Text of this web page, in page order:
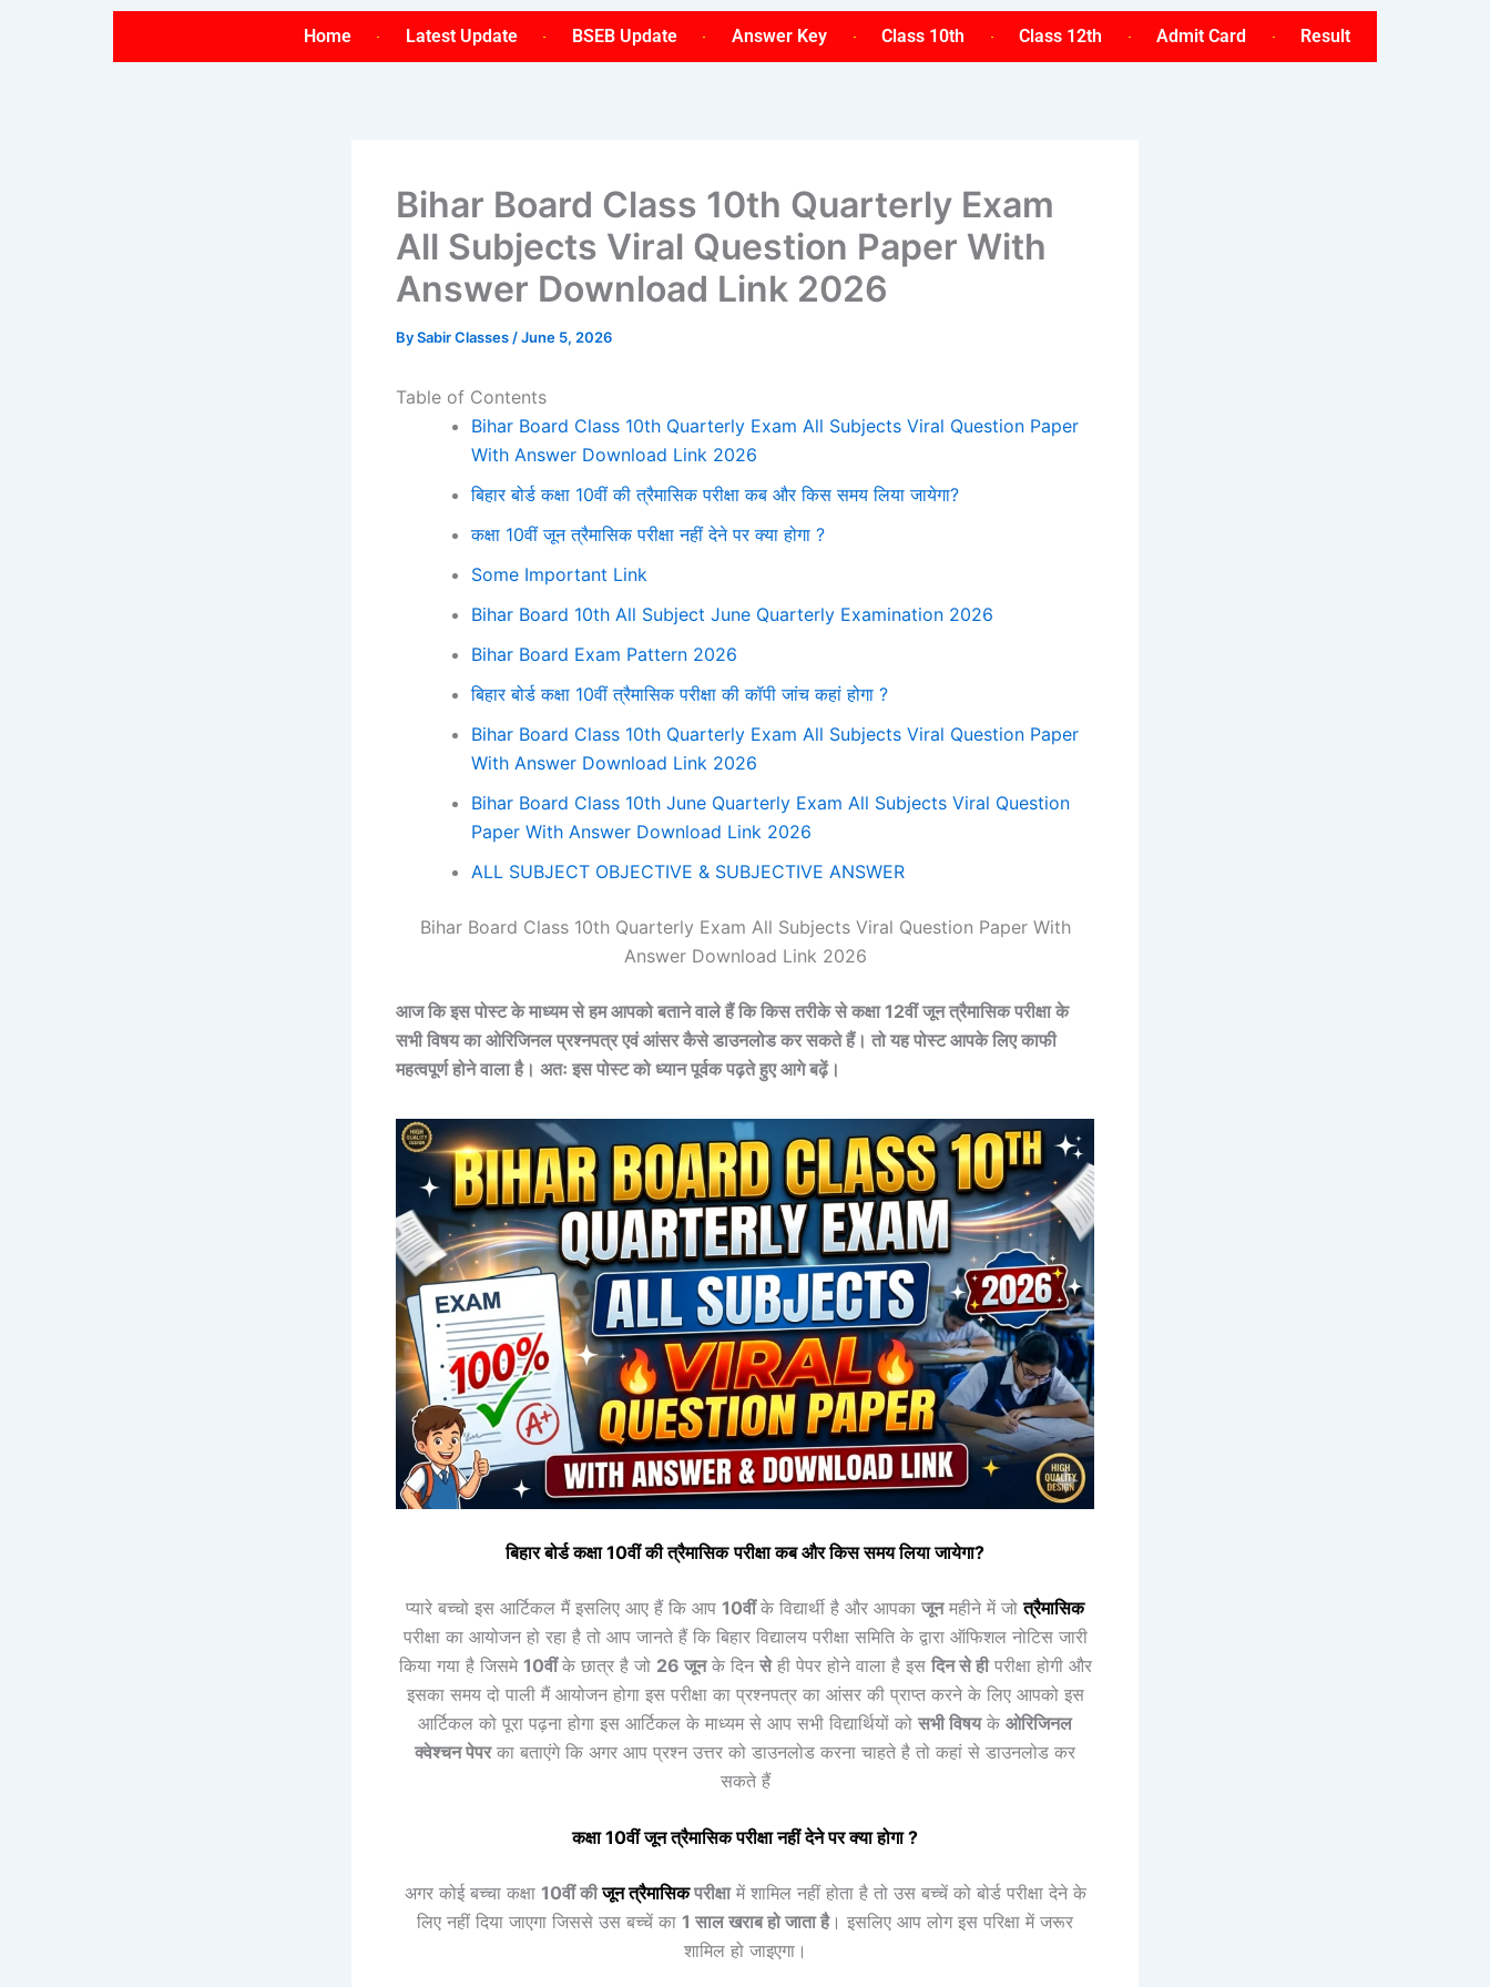
Home Latest Update BSEB Update Answer Key Class 10th Class 12th Admit Card Result
Bihar Board Class 10th Quarterly Exam
All Subjects Viral Question Paper With
Answer Download Link 2026
BySabir Classes /June 5, 2026
Table of Contents
Bihar Board Class 10th Quarterly Exam All Subjects Viral Question Paper
With Answer Download Link 2026
बिहार बोर्ड कक्षा 10वीं की त्रैमासिक परीक्षा कब और किस समय लिया जायेगा?
कक्षा 10वीं जून त्रैमासिक परीक्षा नहीं देने पर क्या होगा ?
Some Important Link
Bihar Board 10th All Subject June Quarterly Examination 2026
Bihar Board Exam Pattern 2026
बिहार बोर्ड कक्षा 10वीं त्रैमासिक परीक्षा की कॉपी जांच कहां होगा ?
Bihar Board Class 10th Quarterly Exam All Subjects Viral Question Paper
With Answer Download Link 2026
Bihar Board Class 10th June Quarterly Exam All Subjects Viral Question
Paper With Answer Download Link 2026
ALL SUBJECT OBJECTIVE & SUBJECTIVE ANSWER
Bihar Board Class 10th Quarterly Exam All Subjects Viral Question Paper With
Answer Download Link 2026
आज कि इस पोस्ट के माध्यम से हम आपको बताने वाले हैं कि किस तरीके से कक्षा 12वीं जून त्रैमासिक परीक्षाके
सभी विषय काओरिजिनल प्रश्नपत्र एवं आंसर कैसे डाउनलोड कर सकते हैं। तो यह पोस्ट आपके लिए काफी
महत्वपूर्ण होने वाला है। अतः इस पोस्ट को ध्यान पूर्वक पढ़ते हुए आगे बढ़ें।
बिहार बोर्ड कक्षा 10वीं कीत्रैमासिक परीक्षा कब और किस समय लिया जायेगा?
प्यारे बच्चो इस आर्टिकल मैं इसलिए आए हैं कि आप 10वींके विद्यार्थी है और आपका जूनमहीने में जोत्रैमासिक
परीक्षा का आयोजन हो रहा है तो आप जानते हैं कि बिहार विद्यालय परीक्षा समिति के द्वारा ऑफिशल नोटिस जारी
किया गया है जिसमे 10वींके छात्र है जो 26 जूनके दिन सेही पेपर होने वाला है इस दिनसेहीपरीक्षा होगी और
इसका समय दो पाली मैं आयोजन होगा इस परीक्षा का प्रश्नपत्र का आंसर की प्राप्त करने के लिए आपको इस
आर्टिकल को पूरा पढ़ना होगा इस आर्टिकल के माध्यम से आप सभी विद्यार्थियों को सभी विषयके ओरिजिनल
क्वेश्चन पेपरका बताएंगे कि अगर आप प्रश्न उत्तर को डाउनलोड करना चाहते है तो कहां से डाउनलोड कर
सकते हैं
कक्षा 10वींजूनत्रैमासिकपरीक्षा नहीं देने पर क्या होगा ?
अगर कोई बच्चा कक्षा 10वीं कीजूनत्रैमासिकपरीक्षामें शामिल नहीं होता है तो उस बच्चें को बोर्ड परीक्षा देने के
लिए नहीं दिया जाएगा जिससे उस बच्चें का 1 साल खराब हो जाता है। इसलिए आप लोग इस परिक्षा में जरूर
शामिल हो जाइएगा।